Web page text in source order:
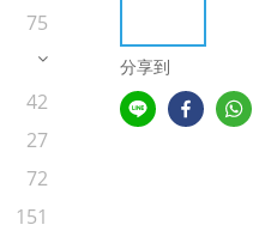
75
42
27
72
151
分享到